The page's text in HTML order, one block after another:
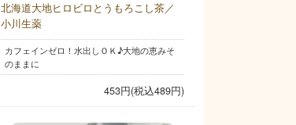
北海道大地ヒロビロとうもろこし茶／
小川生薬
カフェインゼロ！水出しＯＫ♪大地の恵みそ
のままに
453円(税込489円)